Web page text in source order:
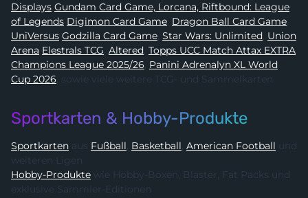
Displays Gundam Card Game, Lorcana, Riftbound: League
of Legends
Digimon Card Game, Dragon Ball Card Game,
UniVersus
Godzilla Card Game, Star Wars: Unlimited, Union
Arena
Elestrals TCG, Altered, Topps UCC Match Attax EXTRA
Champions League 2025/26, Panini Adrenalyn XL World
Cup 2026, sowie viele weitere TCG- und Sammelkarten
Sportkarten & Hobby-Produkte
Sportkarten aus Fußball, Basketball, American Football und
weiteren Ligen
Hobby-Produkte
exklusive Sammler-Editionen